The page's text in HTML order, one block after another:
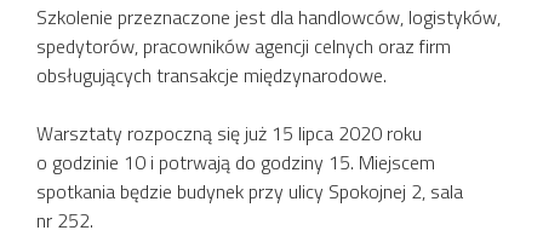
Szkolenie przeznaczone jest dla handlowców, logistyków,
spedytorów, pracowników agencji celnych oraz firm
obsługujących transakcje międzynarodowe.
Warsztaty rozpoczną się już 15 lipca 2020 roku
o godzinie 10 i potrwają do godziny 15. Miejscem
spotkania będzie budynek przy ulicy Spokojnej 2, sala
nr 252.